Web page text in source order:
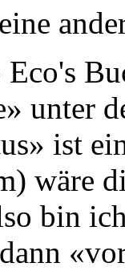
unter
ist
wäre
bin